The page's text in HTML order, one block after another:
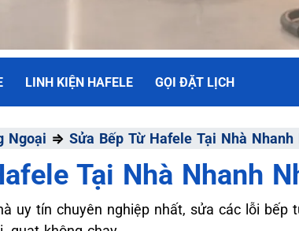
LINH KIỆN HAFELE GỌI ĐẶT LỊCH
Ngoại ⇒ Sửa Bếp Từ Hafele Tại Nhà Nhanh
Tại Nhà Nhanh
uy tín chuyên nghiệp nhất, sửa các lỗi bếp